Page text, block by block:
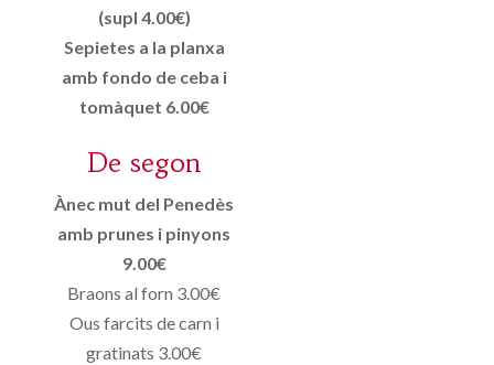
(supl 4.00€)
Sepietes a la planxa
amb fondo de ceba i
tomàquet 6.00€
De segon
Ànec mut del Penedès
amb prunes i pinyons
9.00€
Braons al forn 3.00€
Ous farcits de carn i
gratinats 3.00€